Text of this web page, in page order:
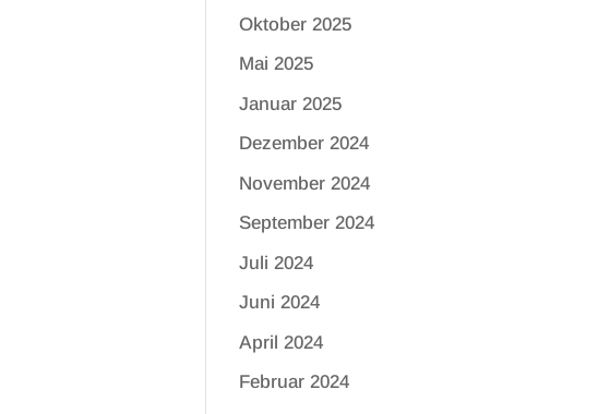
Oktober 2025
Mai 2025
Januar 2025
Dezember 2024
November 2024
September 2024
Juli 2024
Juni 2024
April 2024
Februar 2024